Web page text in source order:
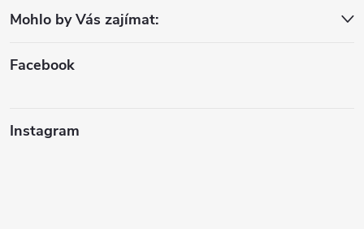
Mohlo by Vás zajímat:
Facebook
Instagram